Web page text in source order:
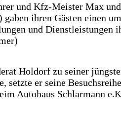
und Kfz-Meister Max
gaben ihren Gästen einen
und Dienstleistungen
Holdorf zu seiner
setzte er seine
Autohaus Schlarmann